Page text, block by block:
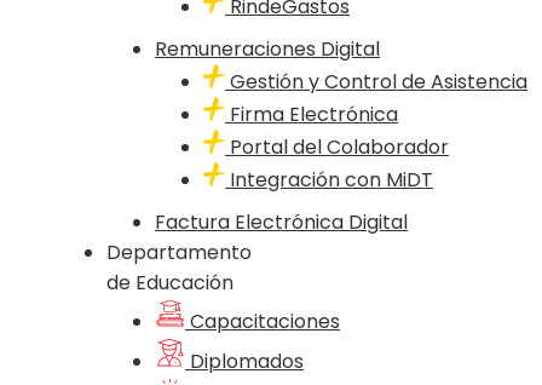
RindeGastos
Remuneraciones Digital
Gestión y Control de Asistencia
Firma Electrónica
Portal del Colaborador
Integración con MiDT
Factura Electrónica Digital
Departamento
de Educación
Capacitaciones
Diplomados